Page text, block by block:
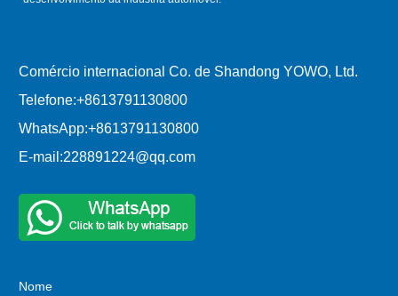
Comércio internacional Co. de Shandong YOWO, Ltd.
Telefone:+8613791130800
WhatsApp:+8613791130800
E-mail:228891224@qq.com